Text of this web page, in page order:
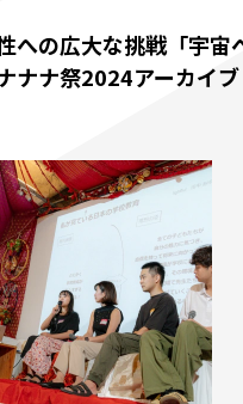
への広大な挑戦「宇宙
ナ祭2024アーカイブ